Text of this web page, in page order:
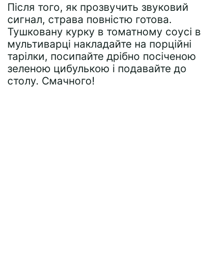
Після того, як прозвучить звуковий
сигнал, страва повністю готова.
Тушковану курку в томатному соусі в
мультиварці накладайте на порційні
тарілки, посипайте дрібно посіченою
зеленою цибулькою і подавайте до
столу. Смачного!